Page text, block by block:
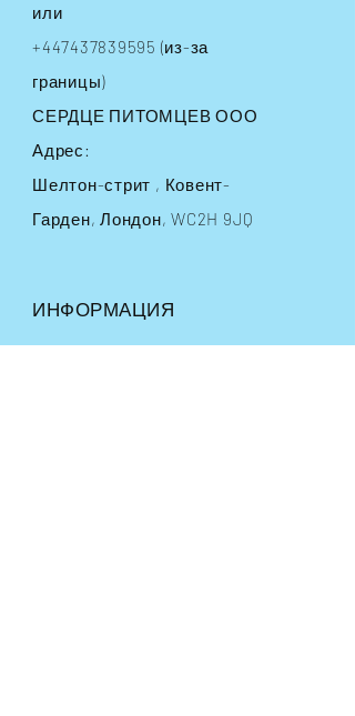
или
+447437839595 (из-за
границы)
СЕРДЦЕ ПИТОМЦЕВ ООО
Адрес:
Шелтон-стрит , Ковент-
Гарден, Лондон, WC2H 9JQ
ИНФОРМАЦИЯ
Условия и положения